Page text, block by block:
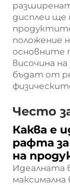
дисплеи
положение
основните
височина
бъдат от
Често
Каква е
рафта
на
Идеалната